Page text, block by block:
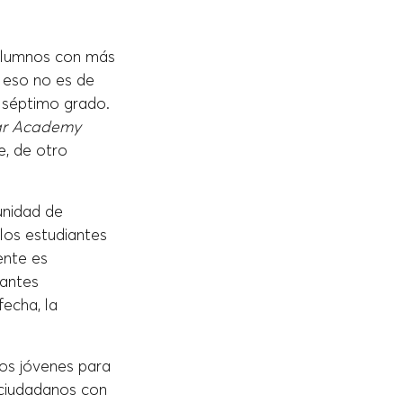
con más
no es de
grado.
Academy
de otro
de
estudiantes
es
la
jóvenes para
con